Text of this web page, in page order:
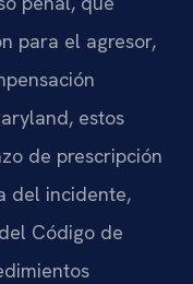
para el agresor,
estos
de prescripción
del incidente,
del Código de